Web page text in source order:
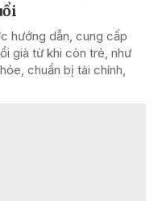
hướng dẫn, cung cấp
già từ khi còn trẻ, như
chuẩn bị tài chính,